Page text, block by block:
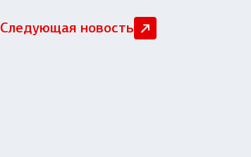
Следующая новость